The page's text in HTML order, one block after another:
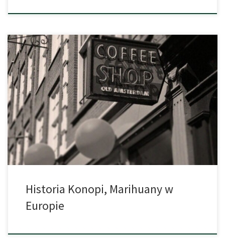
Ciężko jest wykazać, kiedy na świecie pojawiły się konopie i w
jakim okresie ludzkości zaczęły być powszechnie używane. Już
chiński cesarz Shen Nong, żyjący prawdopodobnie ponad pięć
tysięcy lat temu według tradycyjnych przekazów uczył ludzi
szacunku i używania roślin. I to właśnie w okolicach 2737 roku
przed naszą erą cesarz […]
Historia Konopi, Marihuany w
Europie